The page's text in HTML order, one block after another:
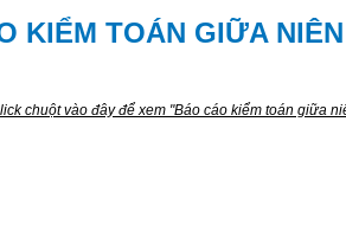
KIỂM TOÁN GIỮA
chuột vào đâyđể xem "Báo cáo kiểm toán giữa